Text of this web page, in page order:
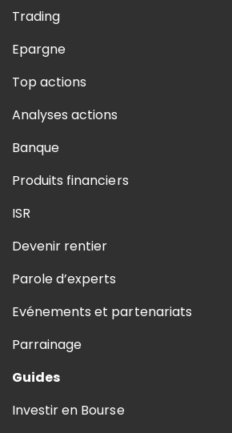
Trading
Epargne
Top actions
Analyses actions
Banque
Produits financiers
ISR
Devenir rentier
Parole d’experts
Evénements et partenariats
Parrainage
Guides
Investir en Bourse